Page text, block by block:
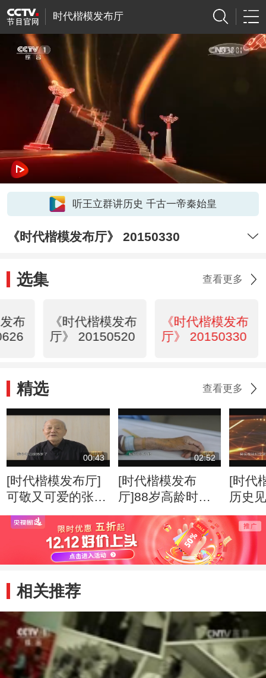
时代楷模发布厅
听王立群讲历史 千古一帝秦始皇
《时代楷模发布厅》 20150330
选集 查看更多
布
《时代楷模发布
厅》 20150520
《时代楷模发布
厅》 20150330
精选 查看更多
00:43
[时代楷模发布厅]
可敬又可爱的张富
清老人
02:52
[时代楷模发布
厅]88岁高龄时，
高位截肢，靠自己
的力量站起来
[时代
历史
子
相关推荐